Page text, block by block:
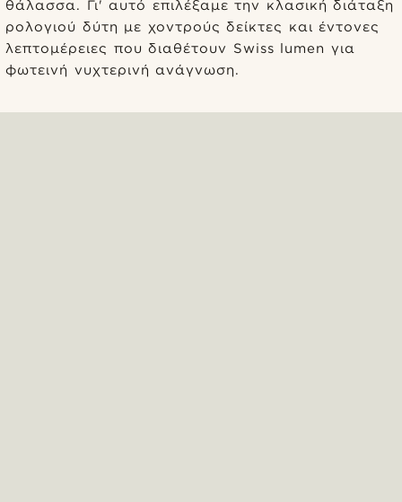
θάλασσα. Γι' αυτό επιλέξαμε την κλασική διάταξη
ρολογιού δύτη με χοντρούς δείκτες και έντονες
λεπτομέρειες που διαθέτουν Swiss lumen για
φωτεινή νυχτερινή ανάγνωση.